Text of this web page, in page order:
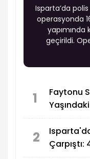
Isparta’da
operasyonda
yapımında
geçirildi.
1
Faytonu
2
Çarpıştı: